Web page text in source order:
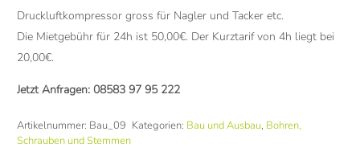
Druckluftkompressor gross für Nagler und Tacker etc.
Die Mietgebühr für 24h ist 50,00€. Der Kurztarif von 4h liegt bei
20,00€.
Jetzt Anfragen: 08583 97 95 222
Artikelnummer: Bau_09 Kategorien: Bau und Ausbau, Bohren,
Schrauben und Stemmen